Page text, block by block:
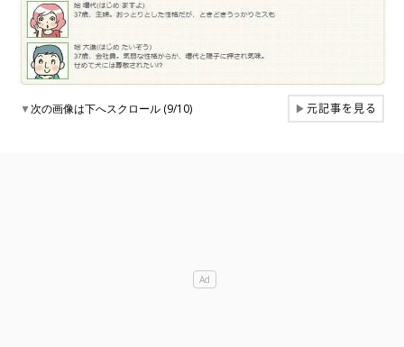
▼次の画像は下へスクロール (9/10) ▶元記事を見る